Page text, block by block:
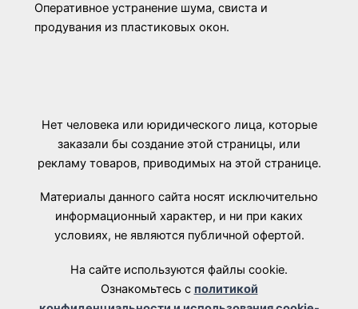
Оперативное устранение шума, свиста и
продувания из пластиковых окон.
Нет человека или юридического лица, которые
заказали бы создание этой страницы, или
рекламу товаров, приводимых на этой странице.
Материалы данного сайта носят исключительно
информационный характер, и ни при каких
условиях, не являются публичной офертой.
На сайте используются файлы cookie.
Ознакомьтесь с политикой